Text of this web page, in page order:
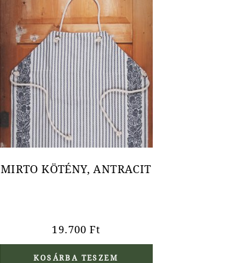
MIRTO KÖTÉNY, ANTRACIT
19.700Ft
KOSÁRBA TESZEM